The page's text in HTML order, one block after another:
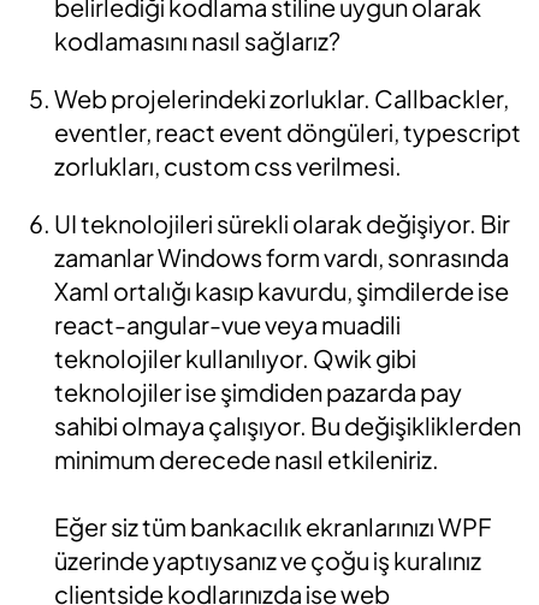
belirlediği kodlama stiline uygun olarak
kodlamasını nasıl sağlarız?
Web projelerindeki zorluklar. Callbackler,
eventler, react event döngüleri, typescript
zorlukları, custom css verilmesi.
UI teknolojileri sürekli olarak değişiyor. Bir
zamanlar Windows form vardı, sonrasında
Xaml ortalığı kasıp kavurdu, şimdilerde ise
react-angular-vue veya muadili
teknolojiler kullanılıyor. Qwik gibi
teknolojiler ise şimdiden pazarda pay
sahibi olmaya çalışıyor. Bu değişikliklerden
minimum derecede nasıl etkileniriz.
Eğer siz tüm bankacılık ekranlarınızı WPF
üzerinde yaptıysanız ve çoğu iş kuralınız
clientside kodlarınızda ise web